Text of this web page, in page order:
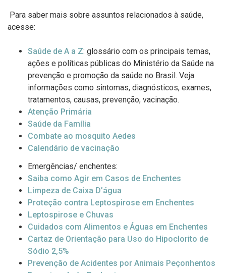
Para saber mais sobre assuntos relacionados à saúde,
acesse:
Saúde de A a Z: glossário com os principais temas,
ações e políticas públicas do Ministério da Saúde na
prevenção e promoção da saúde no Brasil. Veja
informações como sintomas, diagnósticos, exames,
tratamentos, causas, prevenção, vacinação.
Atenção Primária
Saúde da Família
Combate ao mosquito Aedes
Calendário de vacinação
Emergências/ enchentes:
Saiba como Agir em Casos de Enchentes
Limpeza de Caixa D’água
Proteção contra Leptospirose em Enchentes
Leptospirose e Chuvas
Cuidados com Alimentos e Águas em Enchentes
Cartaz de Orientação para Uso do Hipoclorito de
Sódio 2,5%
Prevenção de Acidentes por Animais Peçonhentos